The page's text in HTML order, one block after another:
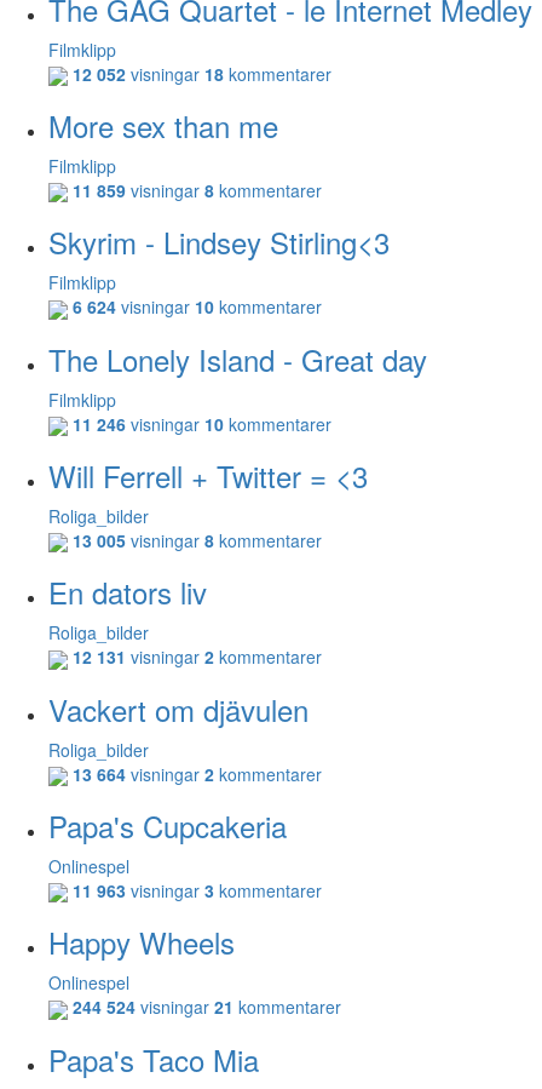
The GAG Quartet - le Internet Medley
Filmklipp
12 052 visningar 18 kommentarer
More sex than me
Filmklipp
11 859 visningar 8 kommentarer
Skyrim - Lindsey Stirling<3
Filmklipp
6 624 visningar 10 kommentarer
The Lonely Island - Great day
Filmklipp
11 246 visningar 10 kommentarer
Will Ferrell + Twitter = <3
Roliga_bilder
13 005 visningar 8 kommentarer
En dators liv
Roliga_bilder
12 131 visningar 2 kommentarer
Vackert om djävulen
Roliga_bilder
13 664 visningar 2 kommentarer
Papa's Cupcakeria
Onlinespel
11 963 visningar 3 kommentarer
Happy Wheels
Onlinespel
244 524 visningar 21 kommentarer
Papa's Taco Mia